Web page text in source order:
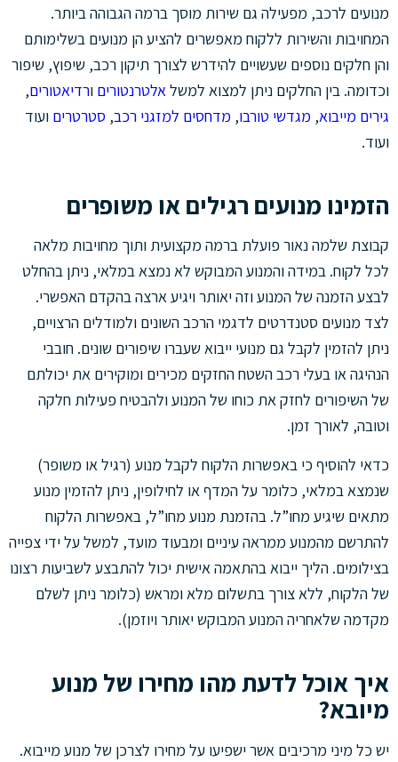
מנועים לרכב, מפעילה גם שירות מוסך ברמה הגבוהה ביותר.
המחויבות והשירות ללקוח מאפשרים להציע הן מנועים בשלימותם
והן חלקים נוספים שעשויים להידרש לצורך תיקון רכב, שיפוץ, שיפור
וכדומה. בין החלקים ניתן למצוא למשלאלטרנטורים ורדיאטורים,
גירים מייבוא, מגדשי טורבו, מדחסים למזגני רכב, סטרטרים ועוד
ועוד.
הזמינו מנועים רגילים או משופרים
קבוצת שלמה נאור פועלת ברמה מקצועית ותוך מחויבות מלאה
לכל לקוח. במידה והמנוע המבוקש לא נמצא במלאי, ניתן בהחלט
לבצע הזמנה של המנוע וזה יאותר ויגיע ארצה בהקדם האפשרי.
לצד מנועים סטנדרטים לדגמי הרכב השונים ולמודלים הרצויים,
ניתן להזמין לקבל גם מנועי ייבוא שעברו שיפורים שונים. חובבי
הנהיגה או בעלי רכב השטח החזקים מכירים ומוקירים את יכולתם
של השיפורים לחזק את כוחו של המנוע ולהבטיח פעילות חלקה
וטובה, לאורך זמן.
כדאי להוסיף כי באפשרות הלקוח לקבל מנוע (רגיל או משופר)
שנמצא במלאי, כלומר על המדף או לחילופין, ניתן להזמין מנוע
מתאים שיגיע מחו”ל. בהזמנת מנוע מחו”ל, באפשרות הלקוח
להתרשם מהמנוע ממראה עיניים ומבעוד מועד, למשל על ידי צפייה
בצילומים. הליך ייבוא בהתאמה אישית יכול להתבצע לשביעות רצונו
של הלקוח, ללא צורך בתשלום מלא ומראש (כלומר ניתן לשלם
מקדמה שלאחריה המנוע המבוקש יאותר ויוזמן).
איך אוכל לדעת מהו מחירו של מנוע
מיובא?
יש כל מיני מרכיבים אשר ישפיעו על מחירו לצרכן של מנוע מייבוא.